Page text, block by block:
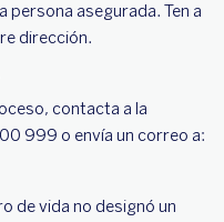
persona asegurada. Ten a
dirección.
contacta a la
999 o envía un correo a:
de vida no designó un